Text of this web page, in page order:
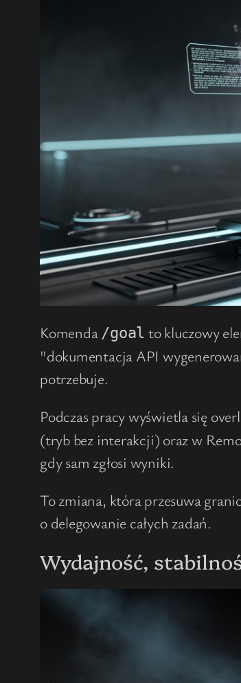
Komenda /goal to kluczowy
"dokumentacja API
potrzebuje.
Podczas pracy wyświetla się
(tryb bez interakcji) oraz w
gdy sam zgłosi wyniki.
To zmiana, która przesuwa
o delegowanie całych zadań.
Wydajność,